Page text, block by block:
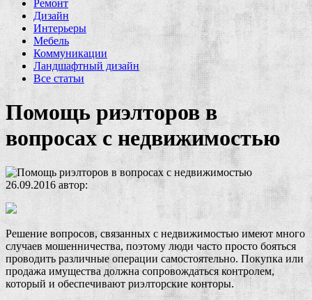
Ремонт
Дизайн
Интерьеры
Мебель
Коммуникации
Ландшафтный дизайн
Все статьи
Помощь риэлторов в
вопросах с недвижимостью
26.09.2016автор:
Решение вопросов, связанных с недвижимостью имеют много
случаев мошенничества, поэтому люди часто просто бояться
проводить различные операции самостоятельно. Покупка или
продажа имущества должна сопровождаться контролем,
который и обеспечивают риэлторские конторы.